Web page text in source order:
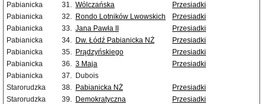
Pabianicka
31. Wólczańska
Przesiadki
Pabianicka
32. Rondo Lotników Lwowskich
Przesiadki
Pabianicka
33. Jana Pawła II
Przesiadki
Pabianicka
34. Dw. Łódź Pabianicka NŻ
Przesiadki
Pabianicka
35. Prądzyńskiego
Przesiadki
Pabianicka
36. 3 Maja
Przesiadki
Pabianicka
37. Dubois
Starorudzka
38. Pabianicka NŻ
Przesiadki
Starorudzka
39. Demokratyczna
Przesiadki